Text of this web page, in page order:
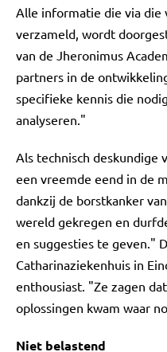
Alle informatie die via die
verzameld, wordt
van de Jheronimus
partners in de
specifieke kennis die
analyseren."
Als technisch deskundige
een vreemde eend in de
dankzij de borstkanker
wereld gekregen en
en suggesties te geven."
Catharinaziekenhuis in
enthousiast. "Ze zagen
oplossingen kwam waar
Niet belastend